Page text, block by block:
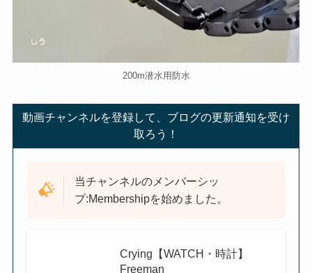
200m潜水用防水
動画チャンネルを登録して、ブログの更新通知を受け
取ろう！
当チャンネルのメンバーシッ
プ:Membershipを始めました。
Crying【WATCH・時計】
Freeman